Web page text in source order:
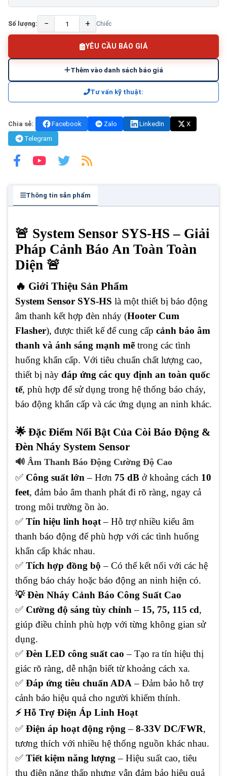
Số lượng: − + Chiếc
YÊU CẦU BÁO GIÁ
Thêm vào danh sách báo giá
Tư vấn kỹ thuật:
Chia sẻ: Facebook Zalo LinkedIn
X
Telegram
Thông tin sản phẩm
🚨 System Sensor SYS-HS – Giải
Pháp Cảnh Báo An Toàn Toàn
Diện 🚨
🔥 Giới Thiệu Sản Phẩm
System Sensor SYS-HS là một thiết bị báo động
âm thanh kết hợp đèn nháy (Hooter Cum
Flasher), được thiết kế để cung cấp cảnh báo âm
thanh và ánh sáng mạnh mẽ trong các tình
huống khẩn cấp. Với tiêu chuẩn chất lượng cao,
thiết bị này đáp ứng các quy định an toàn quốc
tế, phù hợp để sử dụng trong hệ thống báo cháy,
báo động khẩn cấp và các ứng dụng an ninh khác.
🌟 Đặc Điểm Nổi Bật Của Còi Báo Động &
Đèn Nháy System Sensor
🔊 Âm Thanh Báo Động Cường Độ Cao
✅ Công suất lớn – Hơn 75 dB ở khoảng cách 10
feet, đảm bảo âm thanh phát đi rõ ràng, ngay cả
trong môi trường ồn ào.
✅ Tín hiệu linh hoạt– Hỗ trợ nhiều kiểu âm
thanh báo động để phù hợp với các tình huống
khẩn cấp khác nhau.
✅ Tích hợp đồng bộ – Có thể kết nối với các hệ
thống báo cháy hoặc báo động an ninh hiện có.
💡 Đèn Nháy Cảnh Báo Công Suất Cao
✅ Cường độ sáng tùy chỉnh – 15, 75, 115 cd,
giúp điều chỉnh phù hợp với từng không gian sử
dụng.
✅ Đèn LED công suất cao – Tạo ra tín hiệu thị
giác rõ ràng, dễ nhận biết từ khoảng cách xa.
✅ Đáp ứng tiêu chuẩn ADA – Đảm bảo hỗ trợ
cảnh báo hiệu quả cho người khiếm thính.
⚡ Hỗ Trợ Điện Áp Linh Hoạt
✅ Điện áp hoạt động rộng – 8-33V DC/FWR,
tương thích với nhiều hệ thống nguồn khác nhau.
✅ Tiết kiệm năng lượng – Hiệu suất cao, tiêu
thụ điện năng thấp nhưng vẫn đảm bảo hiệu quả